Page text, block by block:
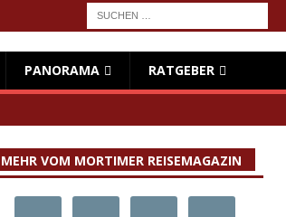
PANORAMA RATGEBER
MEHR VOM MORTIMER REISEMAGAZIN